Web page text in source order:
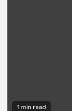
1 min read